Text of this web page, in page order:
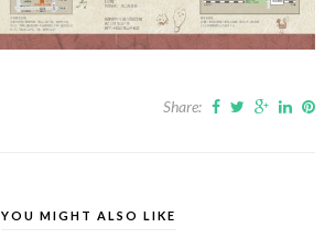
Share:
YOU MIGHT ALSO LIKE